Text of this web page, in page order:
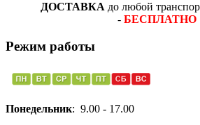
ДОСТАВКА до любой
- БЕСПЛАТНО
Режим работы
Понедельник: 9.00 - 17.00